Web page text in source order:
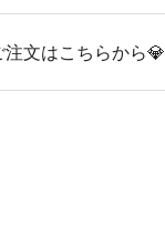
文はこちらから💎